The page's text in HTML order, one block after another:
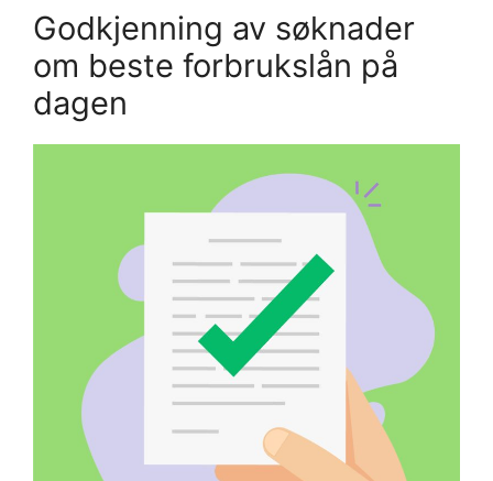
Godkjenning av søknader
om beste forbrukslån på
dagen